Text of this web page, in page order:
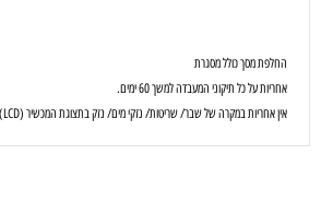
החלפת מסך כולל מסגרת
אחריות על כל תיקוני המעבדה למשך 60 ימים.
אין אחריות במקרה של שבר/ שריטות/ נזקי מים/ נזק בתצוגת המכשיר (LCD)